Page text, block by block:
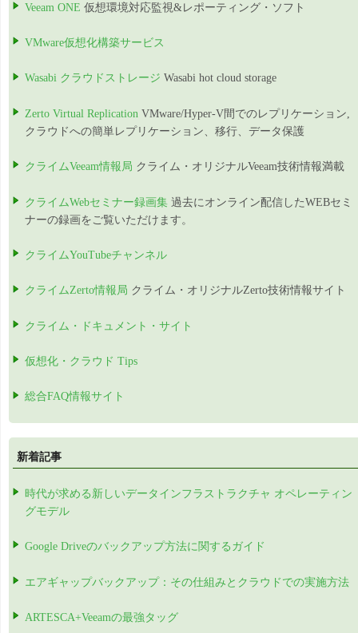
Veeam ONE 仮想環境対応監視&レポーティング・ソフト
VMware仮想化構築サービス
Wasabi クラウドストレージ Wasabi hot cloud storage
Zerto Virtual Replication VMware/Hyper-V間でのレプリケーション,
クラウドへの簡単レプリケーション、移行、データ保護
クライムVeeam情報局 クライム・オリジナルVeeam技術情報満載
クライムWebセミナー録画集 過去にオンライン配信したWEBセミ
ナーの録画をご覧いただけます。
クライムYouTubeチャンネル
クライムZerto情報局 クライム・オリジナルZerto技術情報サイト
クライム・ドキュメント・サイト
仮想化・クラウド Tips
総合FAQ情報サイト
新着記事
時代が求める新しいデータインフラストラクチャ オペレーティン
グモデル
Google Driveのバックアップ方法に関するガイド
エアギャップバックアップ：その仕組みとクラウドでの実施方法
ARTESCA+Veeamの最強タッグ